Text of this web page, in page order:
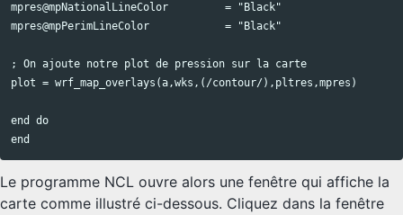
mpres@mpNationalLineColor         = "Black"
mpres@mpPerimLineColor            = "Black"
; On ajoute notre plot de pression sur la carte
plot = wrf_map_overlays(a,wks,(/contour/),pltres,mpres)
end do
Le programme NCL ouvre alors une fenêtre qui affiche la
carte comme illustré ci-dessous. Cliquez dans la fenêtre